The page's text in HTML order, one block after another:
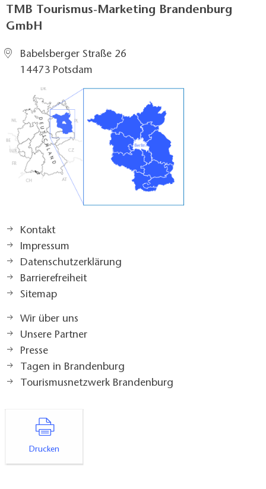
TMB Tourismus-Marketing Brandenburg
GmbH
Babelsberger Straße 26
14473 Potsdam
Kontakt
Impressum
Datenschutzerklärung
Barrierefreiheit
Sitemap
Wir über uns
Unsere Partner
Presse
Tagen in Brandenburg
Tourismusnetzwerk Brandenburg
Drucken